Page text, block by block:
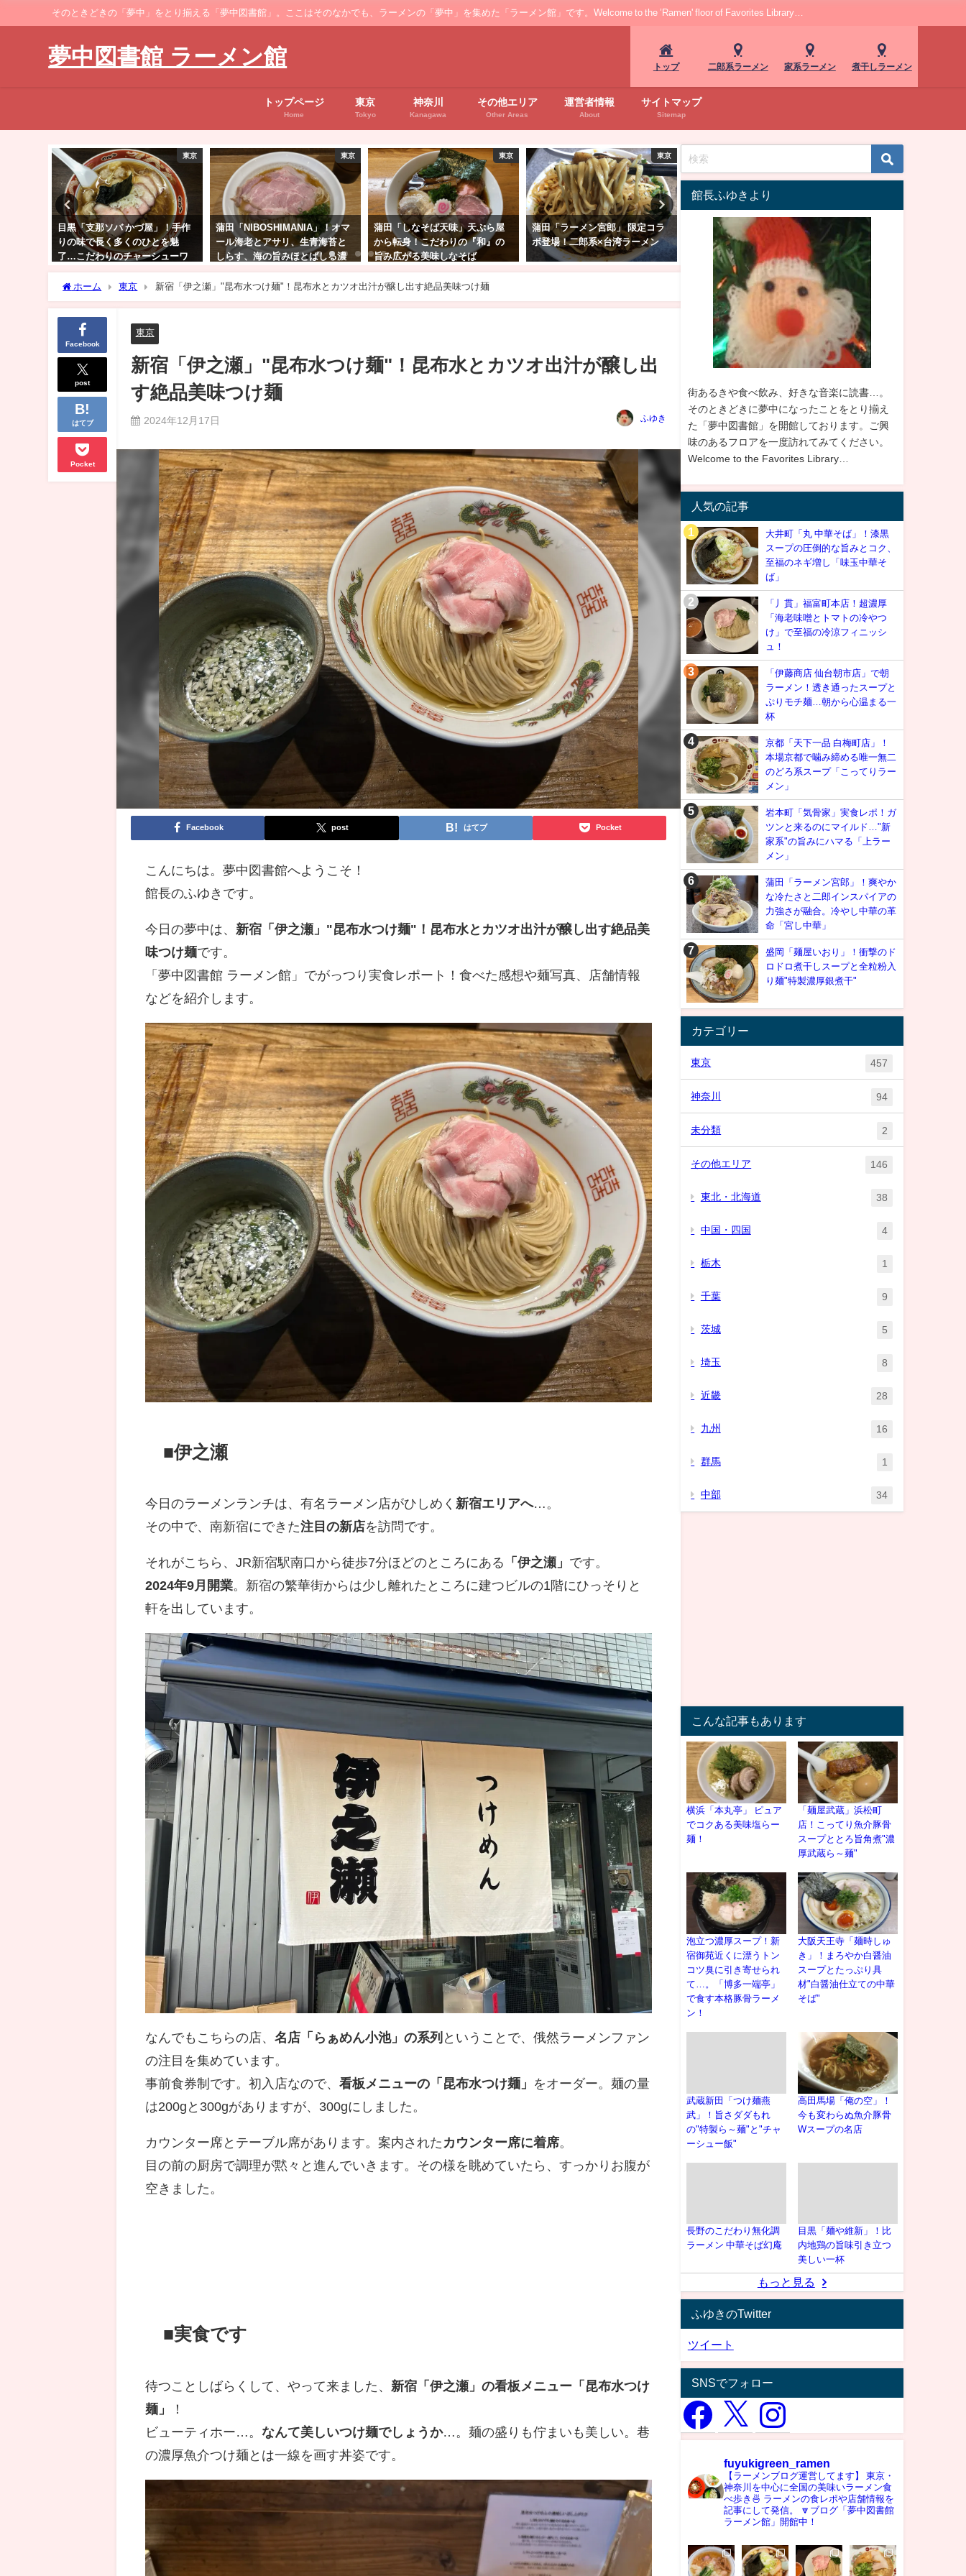
そのときどきの「夢中」をとり揃える「夢中図書館」。ここはそのなかでも、ラーメンの「夢中」を集めた「ラーメン館」です。Welcome to the ’Ramen' floor of Favorites Library…
夢中図書館 ラーメン館 トップ 二郎系ラーメン 家系ラーメン 煮干しラーメン
トップページ
Home
東京
Tokyo
神奈川
Kanagawa
その他エリア
Other Areas
運営者情報
About
サイトマップ
Sitemap
東京
黒「支那ソバ かづ屋」！手作
の味で長く多くのひとを魅
…こだわりのチャーシューワ
蒲田「NIBOSHIMANIA」！オマ
ール海老とアサリ、生青海苔と
しらす、海の旨みほとばしる濃
東京
蒲田「しなそば天味」天ぷら屋
から転身！こだわりの『和』の
旨み広がる美味しなそば
東京
蒲田「ラーメン宮郎」 限定コラ
ボ登場！二郎系×台湾ラーメン
天王寺「麺家よし川」！濃厚醤
油の旨みにハマる…肉厚チャー
シューも"特製ラーメン"
新日本橋「めだか堂」！麺にも
出汁にも返しにもこだわり！レ
ジェンドの味を受け継ぐ"醤油ら
ぁ麺"
ホーム 東京 新宿「伊之瀬」"昆布水つけ麺"！昆布水とカツオ出汁が醸し出す絶品美味つけ麺
Facebook
post
はてブ
Pocket
東京
新宿「伊之瀬」"昆布水つけ麺"！昆布水とカツオ出汁が醸し出
す絶品美味つけ麺
2024年12月17日 ふゆき
Facebook post はてブ Pocket
こんにちは。夢中図書館へようこそ！
館長のふゆきです。
今日の夢中は、 新宿「伊之瀬」"昆布水つけ麺"！昆布水とカツオ出汁が醸し出す絶品美
味つけ麺です。
「夢中図書館 ラーメン館」でがっつり実食レポート！食べた感想や麺写真、店舗情報
などを紹介します。
■伊之瀬
今日のラーメンランチは、有名ラーメン店がひしめく 新宿エリアへ…。
その中で、南新宿にできた注目の新店を訪問です。
それがこちら、JR新宿駅南口から徒歩7分ほどのところにある 「伊之瀬」 です。
2024年9月開業。新宿の繁華街からは少し離れたところに建つビルの1階にひっそりと
軒を出しています。
なんでもこちらの店、名店「らぁめん小池」の系列 ということで、俄然ラーメンファン
の注目を集めています。
事前食券制です。初入店なので、看板メニューの「昆布水つけ麺」 をオーダー。麺の量
は200gと300gがありますが、300gにしました。
カウンター席とテーブル席があります。案内された カウンター席に着席。
目の前の厨房で調理が黙々と進んでいきます。その様を眺めていたら、すっかりお腹が
空きました。
■実食です
待つことしばらくして、やって来ました、 新宿「伊之瀬」の看板メニュー「昆布水つけ
麺」
！
ビューティホー…。なんて美しいつけ麺でしょうか…。麺の盛りも佇まいも美しい。巷
の濃厚魚介つけ麺とは一線を画す丼姿です。
館長ふゆきより
街あるきや食べ飲み、好きな音楽に読書…。
そのときどきに夢中になったことをとり揃え
た「夢中図書館」を開館しております。ご興
味のあるフロアを一度訪れてみてください。
Welcome to the Favorites Library…
人気の記事
大井町「丸 中華そば」！漆黒
スープの圧倒的な旨みとコク、
至福のネギ増し「味玉中華そ
ば」
「丿貫」福富町本店！超濃厚
「海老味噌とトマトの冷やつ
け」で至福の冷涼フィニッシ
ュ！
「伊藤商店 仙台朝市店」で朝
ラーメン！透き通ったスープと
ぷりモチ麺…朝から心温まる一
杯
京都「天下一品 白梅町店」！
本場京都で噛み締める唯一無二
のどろ系スープ「こってりラー
メン」
岩本町「気骨家」実食レポ！ガ
ツンと来るのにマイルド…"新
家系"の旨みにハマる「上ラー
メン」
蒲田「ラーメン宮郎」！爽やか
な冷たさと二郎インスパイアの
力強さが融合。冷やし中華の革
命「宮し中華」
盛岡「麺屋いおり」！衝撃のド
ロドロ煮干しスープと全粒粉入
り麺"特製濃厚銀煮干"
カテゴリー
東京 457
神奈川 94
未分類 2
その他エリア 146
東北・北海道 38
中国・四国 4
栃木 1
千葉 9
茨城 5
埼玉 8
近畿 28
九州 16
群馬 1
中部 34
こんな記事もあります
横浜「本丸亭」 ピュア
でコクある美味塩らー
麺！
「麺屋武蔵」浜松町
店！こってり魚介豚骨
スープととろ旨角煮"濃
厚武蔵ら～麺"
泡立つ濃厚スープ！新
宿御苑近くに漂うトン
コツ臭に引き寄せられ
て…。「博多一端亭」
で食す本格豚骨ラーメ
ン！
大阪天王寺「麺時しゅ
き」！まろやか白醤油
スープとたっぷり具
材"白醤油仕立ての中華
そば"
武蔵新田「つけ麺燕
武」！旨さダダもれ
の"特製ら～麺"と"チャ
ーシュー飯"
高田馬場「俺の空」！
今も変わらぬ魚介豚骨
Wスープの名店
長野のこだわり無化調
ラーメン 中華そば幻庵
目黒「麺や維新」！比
内地鶏の旨味引き立つ
美しい一杯
もっと見る
ふゆきのTwitter
ツイート
SNSでフォロー
fuyukigreen_ramen
【ラーメンブログ運営してます】
東京・
神奈川を中心に全国の美味いラーメン食
べ歩き🍜 ラーメンの食レポや店舗情報を
記事にして発信。
🔽ブログ「夢中図書館
ラーメン館」開館中！